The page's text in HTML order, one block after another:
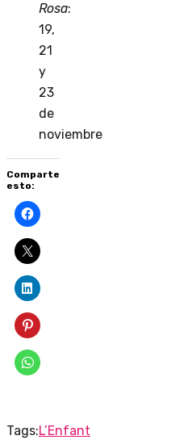
Rosa:
19,
21
y
23
de
noviembre
Comparte
esto:
Tags:L’Enfant